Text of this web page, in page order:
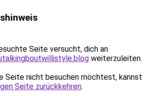
Seite versucht, dich an
weiterzuleiten.
Seite nicht besuchen möchtest, kannst
Seite zurückkehren.